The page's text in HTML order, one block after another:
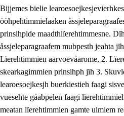
Bijjemes bielie
ööhpehtimmielaaken
prinsihpide maadthlïerehtimmesne.
åssjeleparagraafem mubpesth jeahta
Lïerehtimmien aarvoevåarome, 2.
skearkagimmien prinsihph jïh 3.
learoesoejkesjh buerkiestieh faagi
vuesehte gåabpelen faagi
meatan lïerehtimmien gamte ulmiem